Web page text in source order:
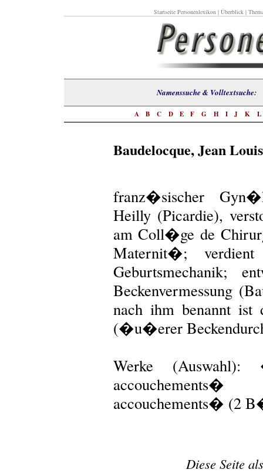
Startseite Personenlexikon| Überblick|
Namenssuche &
A B C D E F G H I J K L
Baudelocque, Jean Louis
franz�sischer
Heilly (Picardie),
am Coll�ge de
Maternit�;
Geburtsmechanik;
Beckenvermessung
nach ihm benannt ist
(�u�erer
Werke
accouchements� (2
Diese Seite